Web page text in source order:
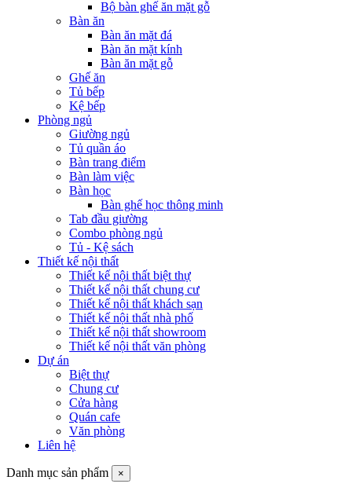
Bộ bàn ghế ăn mặt gỗ
Bàn ăn
Bàn ăn mặt đá
Bàn ăn mặt kính
Bàn ăn mặt gỗ
Ghế ăn
Tủ bếp
Kệ bếp
Phòng ngủ
Giường ngủ
Tủ quần áo
Bàn trang điểm
Bàn làm việc
Bàn học
Bàn ghế học thông minh
Tab đầu giường
Combo phòng ngủ
Tủ - Kệ sách
Thiết kế nội thất
Thiết kế nội thất biệt thự
Thiết kế nội thất chung cư
Thiết kế nội thất khách sạn
Thiết kế nội thất nhà phố
Thiết kế nội thất showroom
Thiết kế nội thất văn phòng
Dự án
Biệt thự
Chung cư
Cửa hàng
Quán cafe
Văn phòng
Liên hệ
Danh mục sản phẩm ×